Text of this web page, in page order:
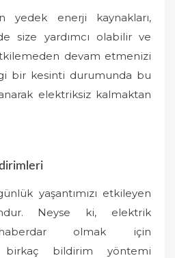
yedek enerji kaynakları,
size yardımcı olabilir ve
devam etmenizi
bir kesinti durumunda bu
elektriksiz kalmaktan
yaşantımızı etkileyen
Neyse ki, elektrik
haberdar olmak için
birkaç bildirim yöntemi